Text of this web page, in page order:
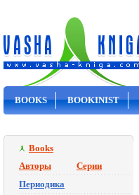
BOOKS BOOKINIST
Books
Авторы
Серии
Периодика